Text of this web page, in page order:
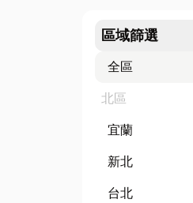
區域篩選
全區
北區
宜蘭
新北
台北